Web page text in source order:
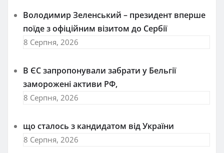
Володимир Зеленський – президент вперше
поїде з офіційним візитом до Сербії
8 Серпня, 2026
В ЄС запропонували забрати у Бельгії
заморожені активи РФ,
8 Серпня, 2026
що сталось з кандидатом від України
8 Серпня, 2026